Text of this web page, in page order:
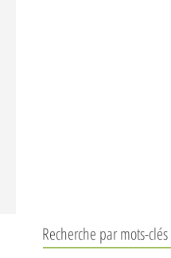
Recherche par mots-clés